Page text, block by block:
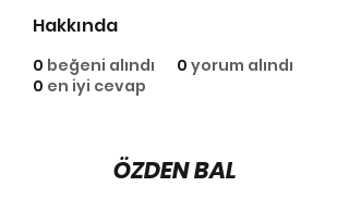
Hakkında
0 beğeni alındı 0 yorum alındı
0 en iyi cevap
ÖZDEN BAL